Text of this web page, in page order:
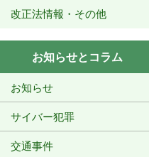
改正法情報・その他
お知らせとコラム
お知らせ
サイバー犯罪
交通事件